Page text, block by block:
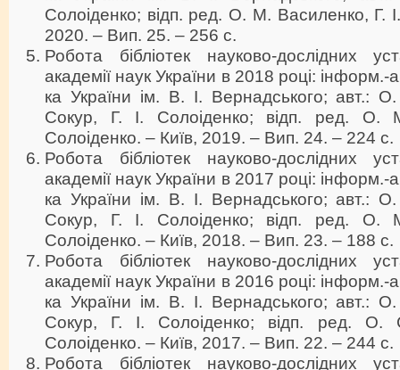
Солоіденко; відп. ред. О. М. Василенко, Г.
2020. – Вип. 25. – 256 с.
Робота бібліотек науково-дослідних
академії наук України в 2018 році: інформ.-
ка України ім. В. І. Вернадського; авт.:
Сокур, Г. І. Солоіденко; відп. ред. О.
Солоіденко. – Київ, 2019. – Вип. 24. – 224 с.
Робота бібліотек науково-дослідних
академії наук України в 2017 році: інформ.-
ка України ім. В. І. Вернадського; авт.:
Сокур, Г. І. Солоіденко; відп. ред. О.
Солоіденко. – Київ, 2018. – Вип. 23. – 188 с.
Робота бібліотек науково-дослідних
академії наук України в 2016 році: інформ.-
ка України ім. В. І. Вернадського; авт.:
Сокур, Г. І. Солоіденко; відп. ред.
Солоіденко. – Київ, 2017. – Вип. 22. – 244 с.
Робота бібліотек науково-дослідних